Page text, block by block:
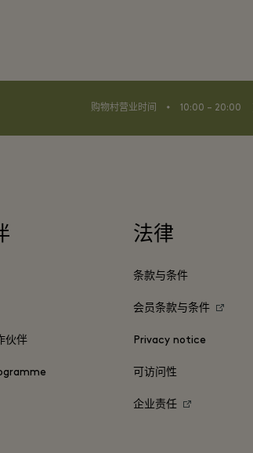
购物村营业时间 ⬩ 10:00 – 20:00
伙伴
法律
条款与条件
会员条款与条件
Privacy notice
可访问性
企业责任